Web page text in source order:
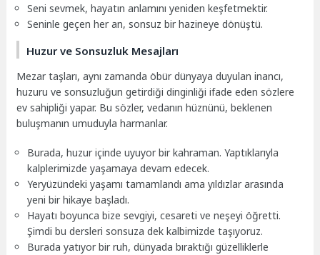
Seni sevmek, hayatın anlamını yeniden keşfetmektir.
Seninle geçen her an, sonsuz bir hazineye dönüştü.
Huzur ve Sonsuzluk Mesajları
Mezar taşları, aynı zamanda öbür dünyaya duyulan inancı,
huzuru ve sonsuzluğun getirdiği dinginliği ifade eden sözlere
ev sahipliği yapar. Bu sözler, vedanın hüznünü, beklenen
buluşmanın umuduyla harmanlar.
Burada, huzur içinde uyuyor bir kahraman. Yaptıklarıyla
kalplerimizde yaşamaya devam edecek.
Yeryüzündeki yaşamı tamamlandı ama yıldızlar arasında
yeni bir hikaye başladı.
Hayatı boyunca bize sevgiyi, cesareti ve neşeyi öğretti.
Şimdi bu dersleri sonsuza dek kalbimizde taşıyoruz.
Burada yatıyor bir ruh, dünyada bıraktığı güzelliklerle